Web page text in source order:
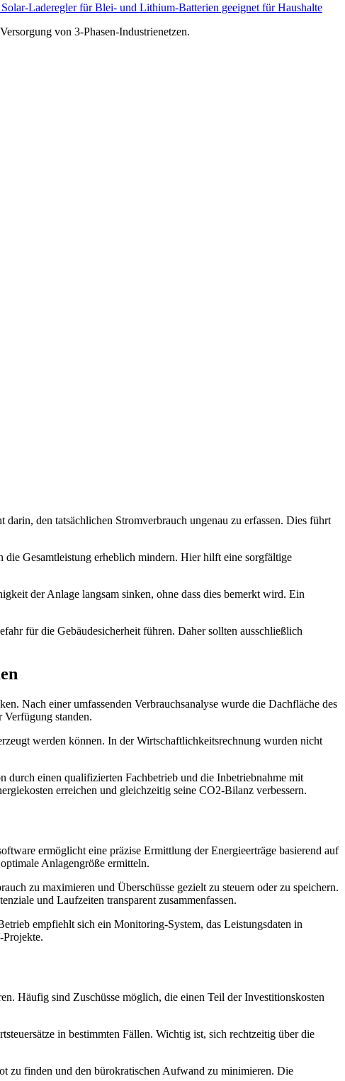
Laderegler für Blei- und Lithium-Batterien geeignet für Haushalte
von 3-Phasen-Industrienetzen.
den tatsächlichen Stromverbrauch ungenau zu erfassen. Dies führt
die Gesamtleistung erheblich mindern. Hier hilft eine sorgfältige
der Anlage langsam sinken, ohne dass dies bemerkt wird. Ein
für die Gebäudesicherheit führen. Daher sollten ausschließlich
Nach einer umfassenden Verbrauchsanalyse wurde die Dachfläche des
Verfügung standen.
werden können. In der Wirtschaftlichkeitsrechnung wurden nicht
durch einen qualifizierten Fachbetrieb und die Inbetriebnahme mit
erreichen und gleichzeitig seine CO2-Bilanz verbessern.
ermöglicht eine präzise Ermittlung der Energieerträge basierend auf
Anlagengröße ermitteln.
zu maximieren und Überschüsse gezielt zu steuern oder zu speichern.
und Laufzeiten transparent zusammenfassen.
empfiehlt sich ein Monitoring-System, das Leistungsdaten in
Häufig sind Zuschüsse möglich, die einen Teil der Investitionskosten
in bestimmten Fällen. Wichtig ist, sich rechtzeitig über die
zu finden und den bürokratischen Aufwand zu minimieren. Die